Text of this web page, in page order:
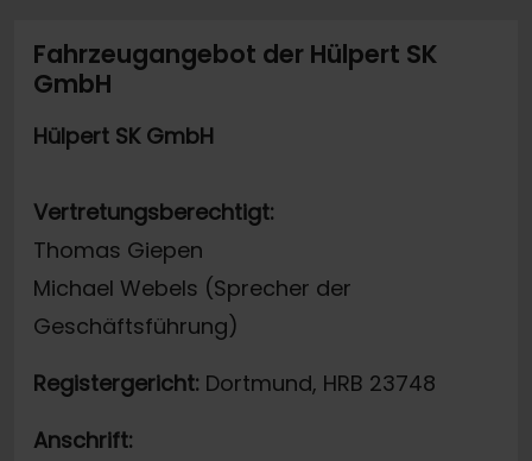
Fahrzeugangebot der Hülpert SK
GmbH
Hülpert SK GmbH
Vertretungsberechtigt:
Thomas Giepen
Michael Webels (Sprecher der
Geschäftsführung)
Registergericht: Dortmund, HRB 23748
Anschrift: